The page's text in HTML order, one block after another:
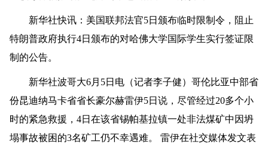
新华社快讯：美国联邦法官5日颁布临时限制令，阻止
特朗普政府执行4日颁布的对哈佛大学国际学生实行签证限
制的公告。
新华社波哥大6月5日电（记者李子健）哥伦比亚中部省
份昆迪纳马卡省省长豪尔赫雷伊5日说，尽管经过20多个小
时的紧急救援，4日在该省锡帕基拉镇一处非法煤矿中因坍
塌事故被困的3名矿工仍不幸遇难。 雷伊在社交媒体发文表